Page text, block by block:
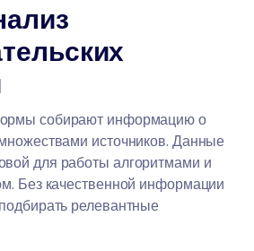
собирают информацию о
источников. Данные
для работы алгоритмами и
Без качественной информации
релевантные